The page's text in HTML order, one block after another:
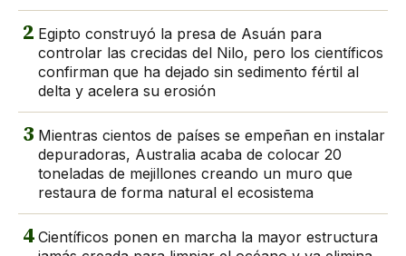
2 Egipto construyó la presa de Asuán para
controlar las crecidas del Nilo, pero los científicos
confirman que ha dejado sin sedimento fértil al
delta y acelera su erosión
3 Mientras cientos de países se empeñan en instalar
depuradoras, Australia acaba de colocar 20
toneladas de mejillones creando un muro que
restaura de forma natural el ecosistema
4 Científicos ponen en marcha la mayor estructura